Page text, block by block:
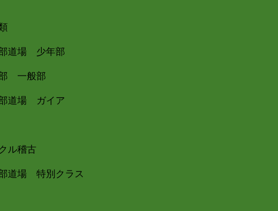
道場 少年部
一般部
道場 ガイア
ル稽古
道場 特別クラス